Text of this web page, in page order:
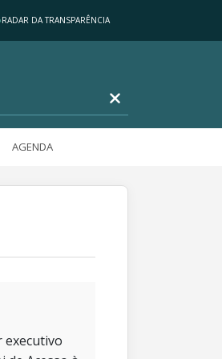
RADAR DA TRANSPARÊNCIA
AGENDA
executivo